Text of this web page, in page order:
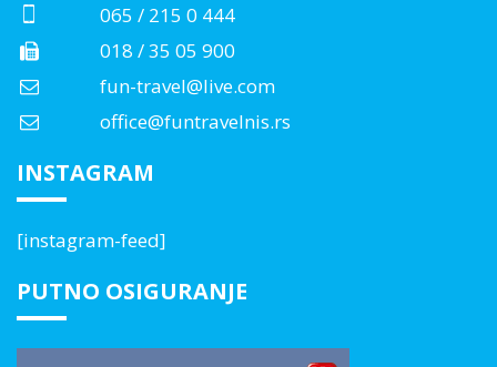
065 / 215 0 444
018 / 35 05 900
fun-travel@live.com
office@funtravelnis.rs
INSTAGRAM
[instagram-feed]
PUTNO OSIGURANJE